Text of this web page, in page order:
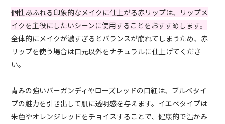
個性あふれる印象的なメイクに仕上がる赤リップは、リップメ
イクを主役にしたいシーンに使用することをおすすめします。
全体的にメイクが濃すぎるとバランスが崩れてしまうため、赤
リップを使う場合は口元以外をナチュラルに仕上げてくださ
い。
青みの強いバーガンディやローズレッドの口紅は、ブルベタイ
プの魅力を引き出して肌に透明感を与えます。イエベタイプは
朱色やオレンジレッドをチョイスすることで、健康的で温かみ